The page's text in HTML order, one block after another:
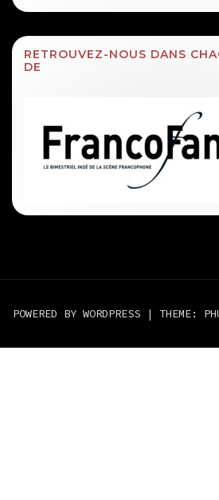
RETROUVEZ-NOUS DANS
DE
POWERED BY WORDPRESS | THEME: